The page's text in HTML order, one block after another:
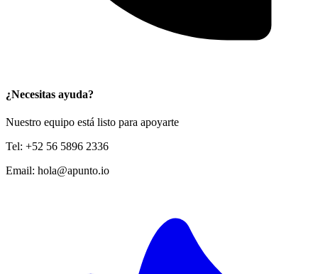
¿Necesitas ayuda?
Nuestro equipo está listo para apoyarte
Tel: +52 56 5896 2336
Email: hola@apunto.io